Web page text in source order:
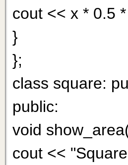
cout << x * 0.5
}
};
class square:
public:
void
cout <<